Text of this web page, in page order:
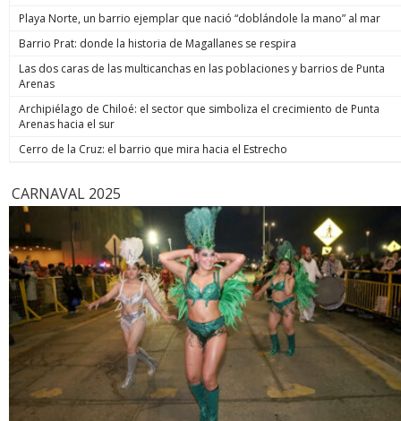
de estos enormes avances en números hay una familia que
hoy está más tranquila”, afirmó. Luego, el jefe de Estado
anunció un paso adicional para recuperar la seguridad y
todos los que buscan destruir nuestra sociedad. Seremos
implacables. No habrá excusas ni treguas“. El Presidente
anunció que su gobierno dará un paso adicional para
recuperar la seguridad, tal como se comprometió en
campaña, y aseguró que van a “perseguir, capturar, juzgar y
condenar a todos los que buscan destruir nuestra sociedad”.
indicó.
Playa Norte, un barrio ejemplar que nació “doblándole la mano” al mar
Barrio Prat: donde la historia de Magallanes se respira
Las dos caras de las multicanchas en las poblaciones y barrios de Punta
Arenas
Archipiélago de Chiloé: el sector que simboliza el crecimiento de Punta
Arenas hacia el sur
Cerro de la Cruz: el barrio que mira hacia el Estrecho
CARNAVAL 2025